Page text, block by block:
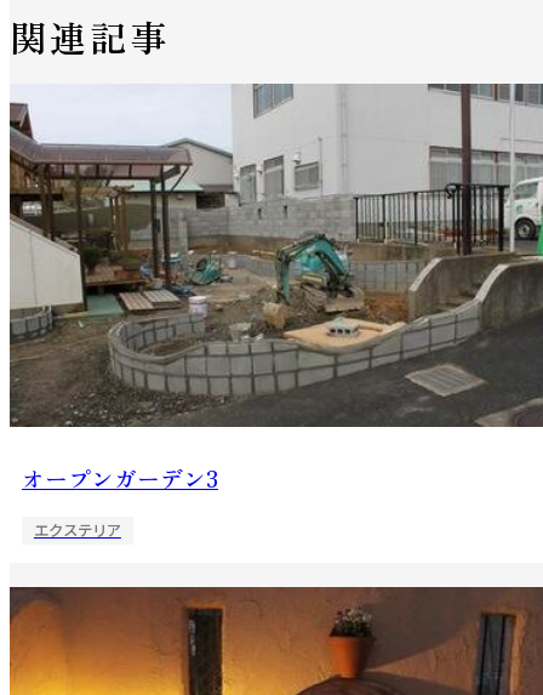
関連記事
オープンガーデン3
エクステリア